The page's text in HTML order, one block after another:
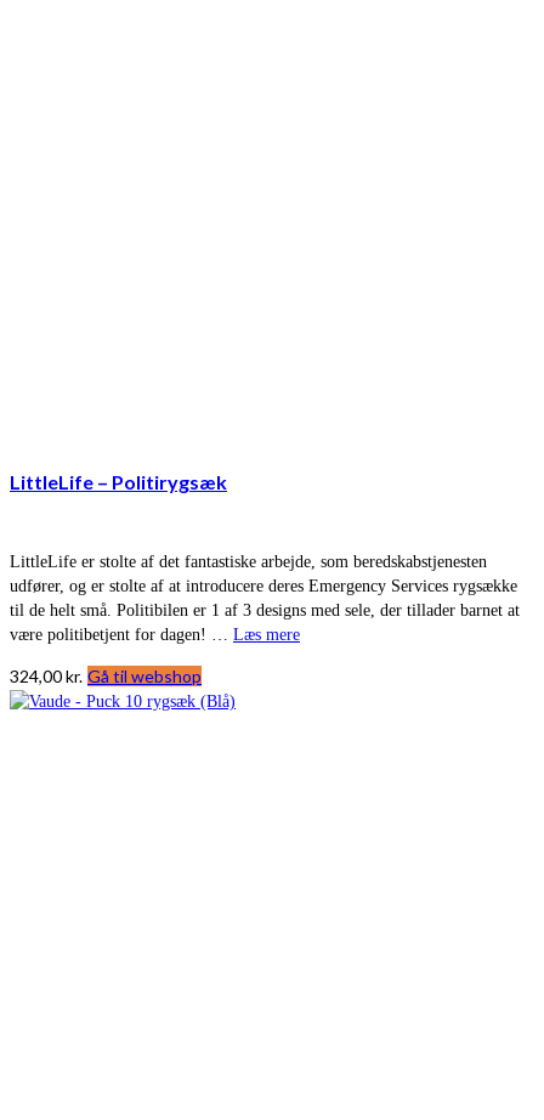
LittleLife – Politirygsæk
LittleLife er stolte af det fantastiske arbejde, som beredskabstjenesten
udfører, og er stolte af at introducere deres Emergency Services rygsække
til de helt små. Politibilen er 1 af 3 designs med sele, der tillader barnet at
være politibetjent for dagen! … Læs mere
324,00kr. Gå til webshop